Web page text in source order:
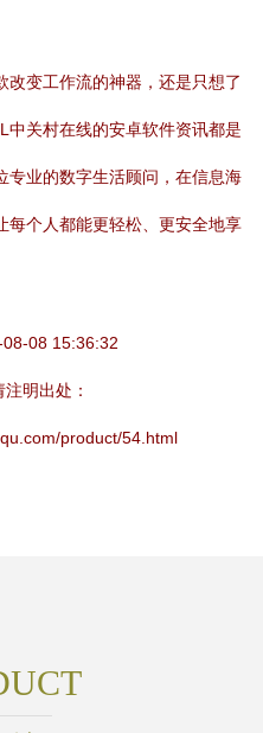
改变工作流的神器，还是只想了
中关村在线的安卓软件资讯都是
专业的数字生活顾问，在信息海
每个人都能更轻松、更安全地享
08 15:36:32
明出处：
product/54.html